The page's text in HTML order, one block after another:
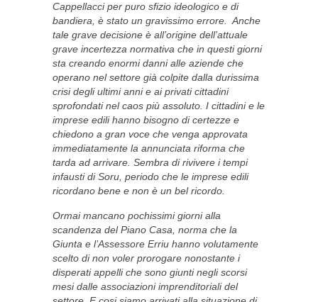
Cappellacci per puro sfizio ideologico e di
bandiera, è stato un gravissimo errore. Anche
tale grave decisione è all’origine dell’attuale
grave incertezza normativa che in questi giorni
sta creando enormi danni alle aziende che
operano nel settore già colpite dalla durissima
crisi degli ultimi anni e ai privati cittadini
sprofondati nel caos più assoluto. I cittadini e le
imprese edili hanno bisogno di certezze e
chiedono a gran voce che venga approvata
immediatamente la annunciata riforma che
tarda ad arrivare. Sembra di rivivere i tempi
infausti di Soru, periodo che le imprese edili
ricordano bene e non è un bel ricordo.
Ormai mancano pochissimi giorni alla
scandenza del Piano Casa, norma che la
Giunta e l’Assessore Erriu hanno volutamente
scelto di non voler prorogare nonostante i
disperati appelli che sono giunti negli scorsi
mesi dalle associazioni imprenditoriali del